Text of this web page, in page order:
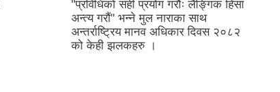
"प्रविधिको सही प्रयोग गरौः लैङ्गिक हिंसा
अन्त्य गरौं" भन्ने मुल नाराका साथ
अन्तर्राष्ट्रिय मानव अधिकार दिवस २०८२
को केही झलकहरु ।